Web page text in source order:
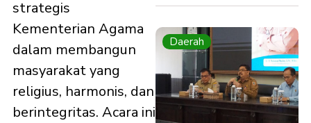
strategis
Kementerian Agama
dalam membangun
masyarakat yang
religius, harmonis, dan
berintegritas. Acara ini
Daerah